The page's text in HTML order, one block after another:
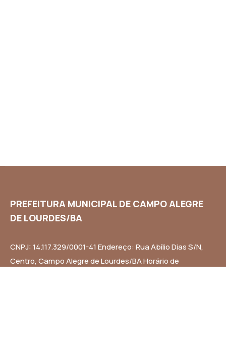
PREFEITURA MUNICIPAL DE CAMPO ALEGRE
DE LOURDES/BA
CNPJ: 14.117.329/0001-41 Endereço: Rua Abílio Dias S/N,
Centro, Campo Alegre de Lourdes/BA Horário de